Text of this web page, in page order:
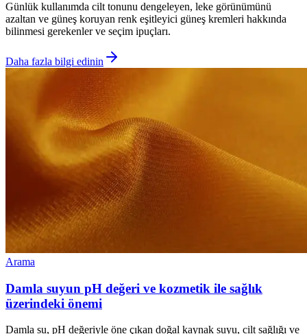
Günlük kullanımda cilt tonunu dengeleyen, leke görünümünü
azaltan ve güneş koruyan renk eşitleyici güneş kremleri hakkında
bilinmesi gerekenler ve seçim ipuçları.
Daha fazla bilgi edinin
Arama
Damla suyun pH değeri ve kozmetik ile sağlık
üzerindeki önemi
Damla su, pH değeriyle öne çıkan doğal kaynak suyu, cilt sağlığı ve